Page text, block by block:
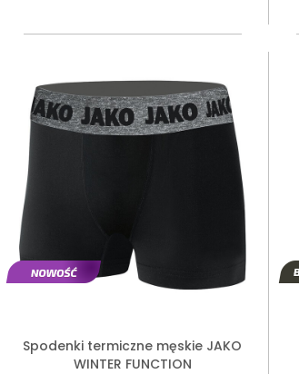
Spodenki termiczne męskie JAKO
WINTER FUNCTION